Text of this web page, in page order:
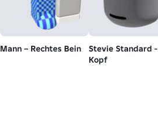
Mann – Rechtes Bein
Stevie Standard -
Kopf